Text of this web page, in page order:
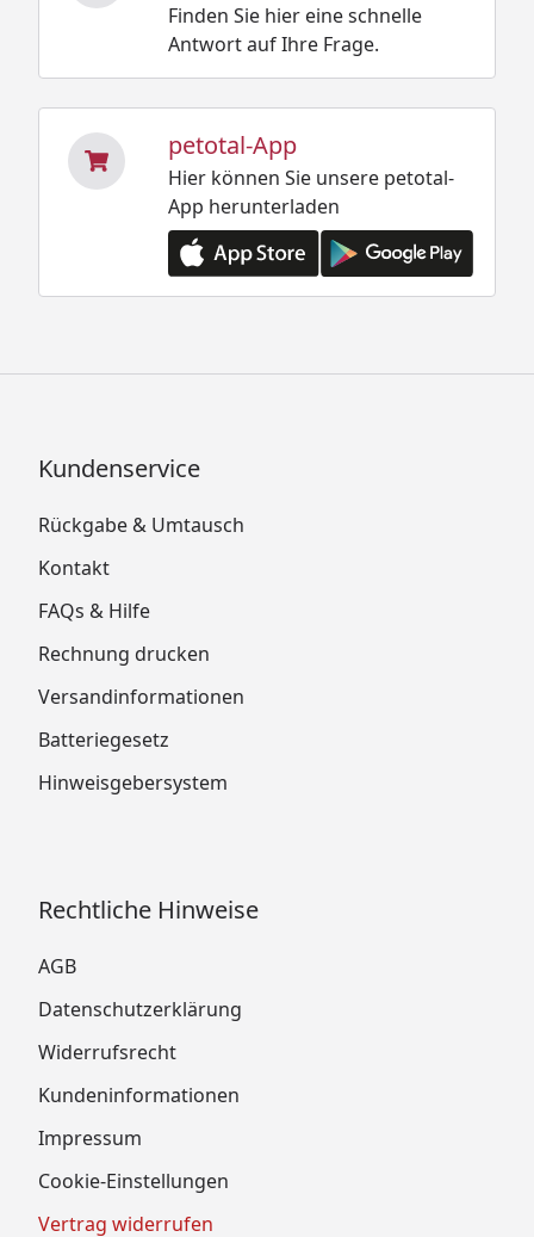
Finden Sie hier eine schnelle
Antwort auf Ihre Frage.
petotal-App
Hier können Sie unsere petotal-
App herunterladen
Kundenservice
Rückgabe & Umtausch
Kontakt
FAQs & Hilfe
Rechnung drucken
Versandinformationen
Batteriegesetz
Hinweisgebersystem
Rechtliche Hinweise
AGB
Datenschutzerklärung
Widerrufsrecht
Kundeninformationen
Impressum
Cookie-Einstellungen
Vertrag widerrufen